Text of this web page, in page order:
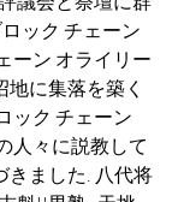
ック チェーン
ーン オライリー
に集落を築く
ック チェーン
人々に説教して
きました. 八代将